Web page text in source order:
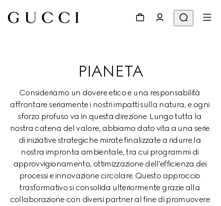
PIANETA
Consideriamo un dovere etico e una responsabilità
affrontare seriamente i nostri impatti sulla natura, e ogni
sforzo profuso va in questa direzione. Lungo tutta la
nostra catena del valore, abbiamo dato vita a una serie
di iniziative strategiche mirate finalizzate a ridurre la
nostra impronta ambientale, tra cui programmi di
approvvigionamento, ottimizzazione dell'efficienza dei
processi e innovazione circolare. Questo approccio
trasformativo si consolida ulteriormente grazie alla
collaborazione con diversi partner al fine di promuovere